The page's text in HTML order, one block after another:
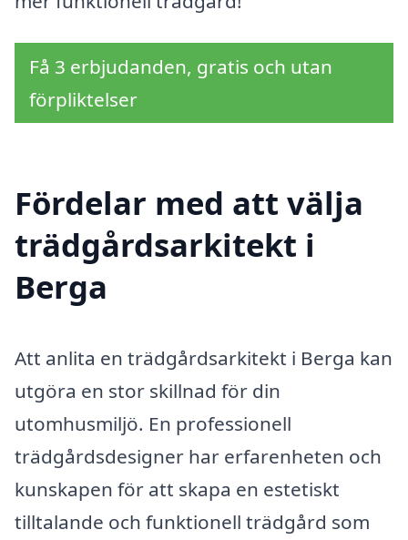
Få 3 erbjudanden, gratis och utan
förpliktelser
Fördelar med att välja
trädgårdsarkitekt i
Berga
Att anlita en trädgårdsarkitekt i Berga kan
utgöra en stor skillnad för din
utomhusmiljö. En professionell
trädgårdsdesigner har erfarenheten och
kunskapen för att skapa en estetiskt
tilltalande och funktionell trädgård som